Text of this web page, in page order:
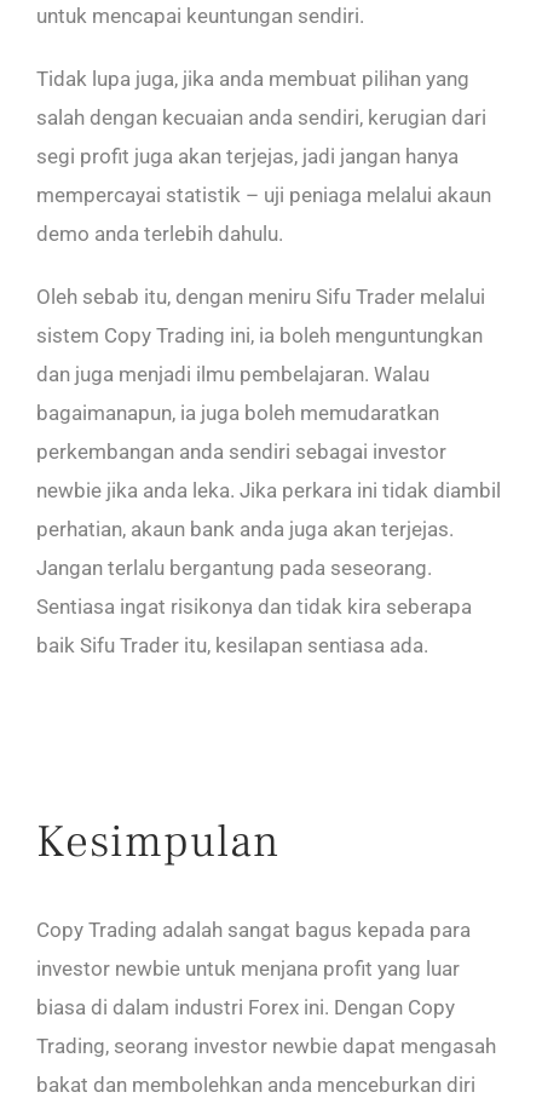
untuk mencapai keuntungan sendiri.
Tidak lupa juga, jika anda membuat pilihan yang
salah dengan kecuaian anda sendiri, kerugian dari
segi profit juga akan terjejas, jadi jangan hanya
mempercayai statistik – uji peniaga melalui akaun
demo anda terlebih dahulu.
Oleh sebab itu, dengan meniru Sifu Trader melalui
sistem Copy Trading ini, ia boleh menguntungkan
dan juga menjadi ilmu pembelajaran. Walau
bagaimanapun, ia juga boleh memudaratkan
perkembangan anda sendiri sebagai investor
newbie jika anda leka. Jika perkara ini tidak diambil
perhatian, akaun bank anda juga akan terjejas.
Jangan terlalu bergantung pada seseorang.
Sentiasa ingat risikonya dan tidak kira seberapa
baik Sifu Trader itu, kesilapan sentiasa ada.
Kesimpulan
Copy Trading adalah sangat bagus kepada para
investor newbie untuk menjana profit yang luar
biasa di dalam industri Forex ini. Dengan Copy
Trading, seorang investor newbie dapat mengasah
bakat dan membolehkan anda menceburkan diri